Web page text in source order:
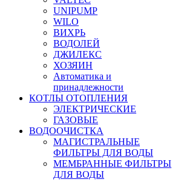
UNIPUMP
WILO
ВИХРЬ
ВОДОЛЕЙ
ДЖИЛЕКС
ХОЗЯИН
Автоматика и
принадлежности
КОТЛЫ ОТОПЛЕНИЯ
ЭЛЕКТРИЧЕСКИЕ
ГАЗОВЫЕ
ВОДООЧИСТКА
МАГИСТРАЛЬНЫЕ
ФИЛЬТРЫ ДЛЯ ВОДЫ
МЕМБРАННЫЕ ФИЛЬТРЫ
ДЛЯ ВОДЫ